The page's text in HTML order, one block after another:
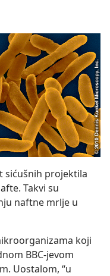
sićušnih projektila
Takvi su
naftne mrlje u
koji
BBC-jevom
Uostalom, “u